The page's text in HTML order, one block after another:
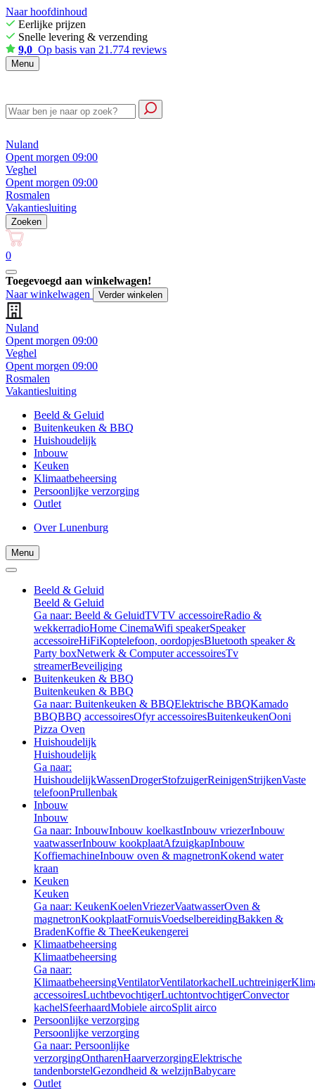
Naar hoofdinhoud
Eerlijke prijzen
Snelle levering & verzending
9,0 Op basis van 21.774 reviews
Menu
Nuland
Opent morgen 09:00
Veghel
Opent morgen 09:00
Rosmalen
Vakantiesluiting
Zoeken
0
Toegevoegd aan winkelwagen!
Naar winkelwagen
Verder winkelen
Nuland
Opent morgen 09:00
Veghel
Opent morgen 09:00
Rosmalen
Vakantiesluiting
Beeld & Geluid
Buitenkeuken & BBQ
Huishoudelijk
Inbouw
Keuken
Klimaatbeheersing
Persoonlijke verzorging
Outlet
Over Lunenburg
Menu
Beeld & Geluid
Beeld & Geluid
Ga naar: Beeld & GeluidTVTV accessoireRadio &
wekkerradioHome CinemaWifi speakerSpeaker
accessoireHiFiKoptelefoon, oordopjesBluetooth speaker &
Party boxNetwerk & Computer accessoiresTv
streamerBeveiliging
Buitenkeuken & BBQ
Buitenkeuken & BBQ
Ga naar: Buitenkeuken & BBQElektrische BBQKamado
BBQBBQ accessoiresOfyr accessoiresBuitenkeukenOoni
Pizza Oven
Huishoudelijk
Huishoudelijk
Ga naar:
HuishoudelijkWassenDrogerStofzuigerReinigenStrijkenVaste
telefoonPrullenbak
Inbouw
Inbouw
Ga naar: InbouwInbouw koelkastInbouw vriezerInbouw
vaatwasserInbouw kookplaatAfzuigkapInbouw
KoffiemachineInbouw oven & magnetronKokend water
kraan
Keuken
Keuken
Ga naar: KeukenKoelenVriezerVaatwasserOven &
magnetronKookplaatFornuisVoedselbereidingBakken &
BradenKoffie & TheeKeukengerei
Klimaatbeheersing
Klimaatbeheersing
Ga naar:
KlimaatbeheersingVentilatorVentilatorkachelLuchtreiniger
accessoiresLuchtbevochtigerLuchtontvochtigerConvector
kachelSfeerhaardMobiele aircoSplit airco
Persoonlijke verzorging
Persoonlijke verzorging
Ga naar: Persoonlijke
verzorgingOntharenHaarverzorgingElektrische
tandenborstelGezondheid & welzijnBabycare
Outlet